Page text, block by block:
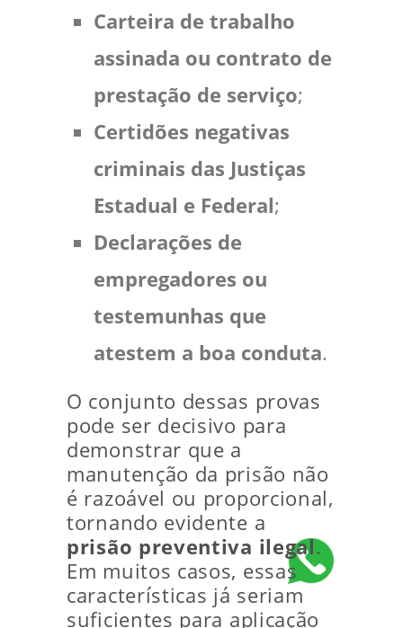
Carteira de trabalho
assinada ou contrato de
prestação de serviço;
Certidões negativas
criminais das Justiças
Estadual e Federal;
Declarações de
empregadores ou
testemunhas que
atestem a boa conduta.
O conjunto dessas provas
pode ser decisivo para
demonstrar que a
manutenção da prisão não
é razoável ou proporcional,
tornando evidente a
prisão preventiva ilegal.
Em muitos casos, essas
características já seriam
suficientes para aplicação